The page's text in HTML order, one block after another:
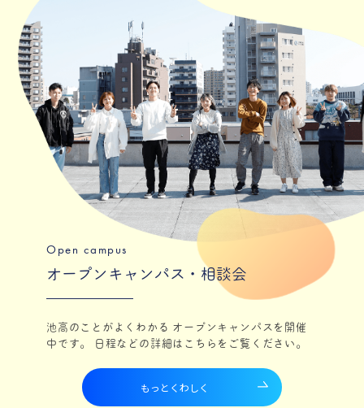
Open campus
オープンキャンパス・相談会
池高のことがよくわかる オープンキャンパスを開催
中です。 日程などの詳細はこちらをご覧ください。
もっとくわしく